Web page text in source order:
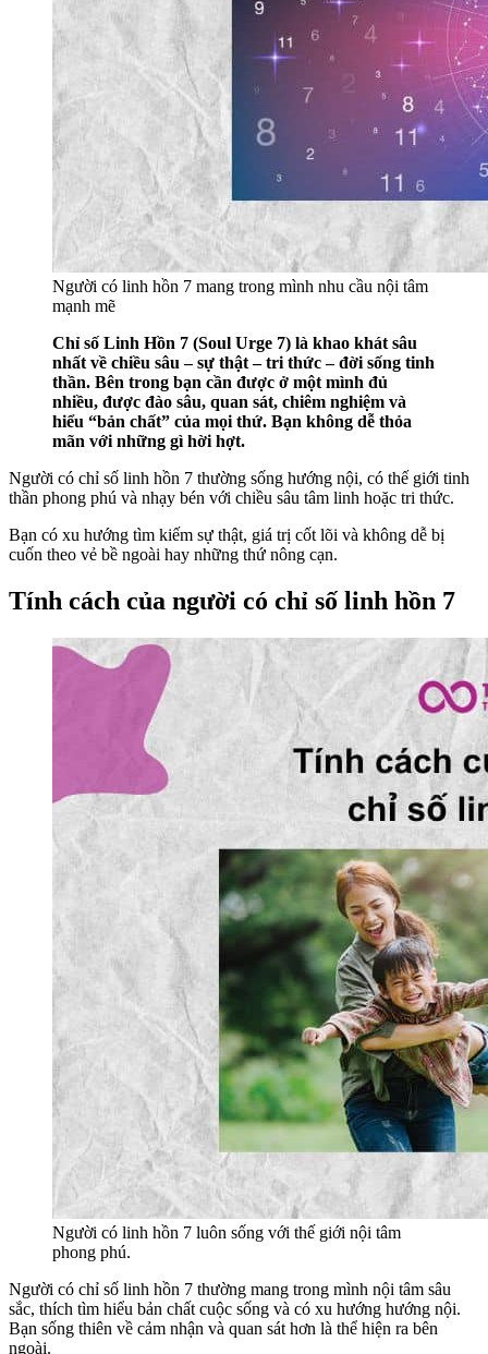
Người có linh hồn 7 mang trong mình nhu cầu nội tâm
mạnh mẽ
Chỉ số Linh Hồn 7 (Soul Urge 7) là khao khát sâu
nhất về chiều sâu – sự thật – tri thức – đời sống tinh
thần. Bên trong bạn cần được ở một mình đủ
nhiều, được đào sâu, quan sát, chiêm nghiệm và
hiểu “bản chất” của mọi thứ. Bạn không dễ thỏa
mãn với những gì hời hợt.
Người có chỉ số linh hồn 7 thường sống hướng nội, có thế giới tinh
thần phong phú và nhạy bén với chiều sâu tâm linh hoặc tri thức.
Bạn có xu hướng tìm kiếm sự thật, giá trị cốt lõi và không dễ bị
cuốn theo vẻ bề ngoài hay những thứ nông cạn.
Tính cách của người có chỉ số linh hồn 7
Người có linh hồn 7 luôn sống với thế giới nội tâm
phong phú.
Người có chỉ số linh hồn 7 thường mang trong mình nội tâm sâu
sắc, thích tìm hiểu bản chất cuộc sống và có xu hướng hướng nội.
Bạn sống thiên về cảm nhận và quan sát hơn là thể hiện ra bên
ngoài.